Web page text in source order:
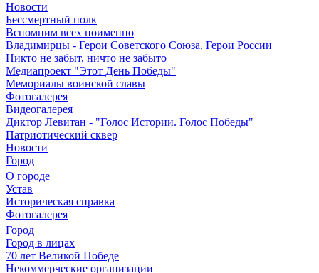
Новости
Бессмертный полк
Вспомним всех поименно
Владимирцы - Герои Советского Союза, Герои России
Никто не забыт, ничто не забыто
Медиапроект "Этот День Победы"
Мемориалы воинской славы
Фотогалерея
Видеогалерея
Диктор Левитан - "Голос Истории. Голос Победы"
Патриотический сквер
Новости
Город
О городе
Устав
Историческая справка
Фотогалерея
Город
Город в лицах
70 лет Великой Победе
Некоммерческие организации